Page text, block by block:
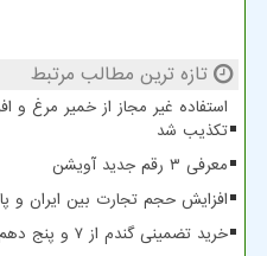
تازه ترین مطالب مرتبط
استفاده غیر مجاز از خمیر مرغ
تکذیب شد
معرفی ۳ رقم جدید آویشن
افزایش حجم تجارت بین ایران و پاکستان به
خرید تضمینی گندم از ۷ و پنج دهم میلیون تن گذشت